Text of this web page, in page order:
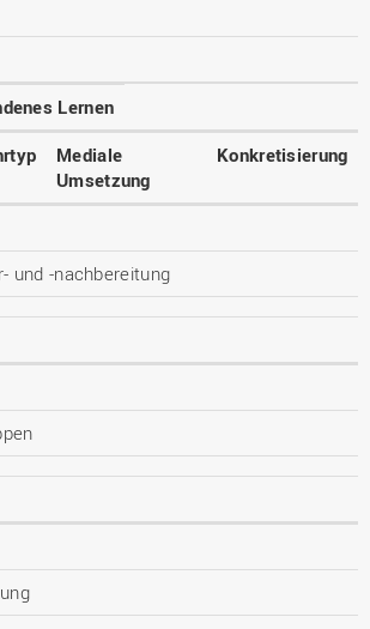
Lernen
Mediale
Umsetzung
Konkretisierung
und -nachbereitung